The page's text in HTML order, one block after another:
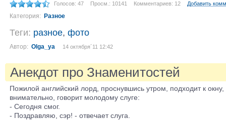
Голосов: 47 Просм.: 10141 Комментариев: 12 Добавить
Категория: Разное
Теги: разное, фото
Автор: Olga_ya 14 октября´11 12:42
Анекдот про Знаменитостей
Пожилой английский лорд, проснувшись утром, подходит к окну,
внимательно, говорит молодому слуге:
- Сегодня смог.
- Поздравляю, сэр! - отвечает слуга.